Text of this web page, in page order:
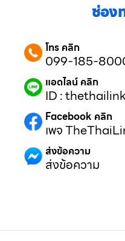
ช่อง
โทร คลิก
099-185-
แอดไลน์ คลิก
ID : thethailink
Facebook คลิก
เพจ
ส่งข้อความ
ส่งข้อความ